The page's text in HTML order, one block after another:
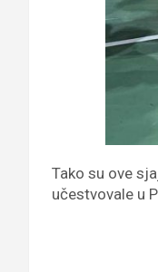
Tako su ove
učestvovale u